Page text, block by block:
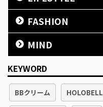
FASHION
MIND
KEYWORD
BBクリーム HOLOBELL